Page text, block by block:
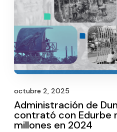
octubre 2, 2025
Administración de
contrató con Edurbe
millones en 2024